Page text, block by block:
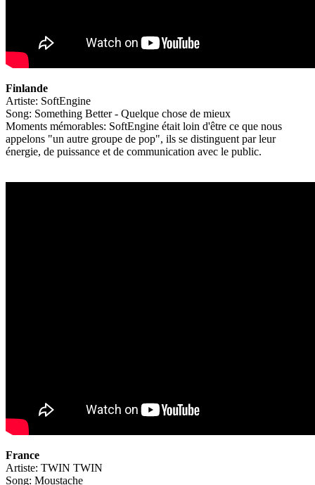
Finlande
Artiste: SoftEngine
Song: Something Better - Quelque chose de mieux
Moments mémorables: SoftEngine était loin d'être ce que nous
appelons "un autre groupe de pop", ils se distinguent par leur
énergie, de puissance et de communication avec le public.
France
Artiste: TWIN TWIN
Song: Moustache